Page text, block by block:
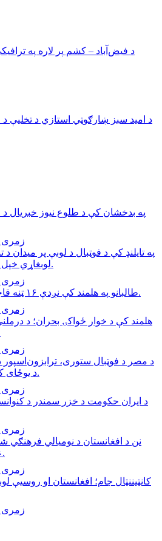
د فیض‌آباد – کشم پر لاره په
د امید سبز ښارګوټي استازي د تخلیې
په بدخشان كې د طلوع نيوز خبريال د
۱۵ زمری ۱۴۰۵، ۲۳:۳۸
په تایلنډ کې د فوټبال د لوبې پر میدان د
لوبغاړي خپل ژوند له لاسه ورکړی.
۱۵ زمری ۱۴۰۵، ۲۳:۳۴
طالبانو په هلمند كې نږدې ۱۶ ټنه قاچاقي درمل سوځولي.
۱۵ زمری ۱۴۰۵، ۲۳:۲۲
هلمند كې د خوار ځواكۍ بحران؛ د
۱۵ زمری ۱۴۰۵، ۲۲:۵۲
د مصر د فوټبال ستوری،
د یوځای کېدو په درشل کې دی.
۱۵ زمری ۱۴۰۵، ۲۲:۳۵
د ایران حکومت د خزر سمندر د
۱۵ زمری ۱۴۰۵، ۲۰:۳۸
نن د افغانستان د نوميالي فرهنګي
عاطفي پنځم تلين دى.
۱۵ زمری ۱۴۰۵، ۲۰:۲۰
۱۵ زمری ۱۴۰۵، ۱۹:۵۰